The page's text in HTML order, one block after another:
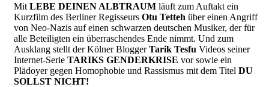
Mit LEBE DEINEN ALBTRAUM läuft zum Auftakt ein
Kurzfilm des Berliner Regisseurs Otu Tetteh über einen Angriff
von Neo-Nazis auf einen schwarzen deutschen Musiker, der für
alle Beteiligten ein überraschendes Ende nimmt. Und zum
Ausklang stellt der Kölner BloggerTarik Tesfu Videos seiner
Internet-Serie TARIKS GENDERKRISE vor sowie ein
Plädoyer gegen Homophobie und Rassismus mit dem Titel DU
SOLLST NICHT!